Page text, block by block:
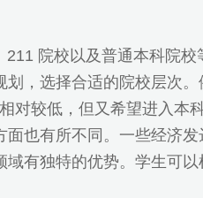
院校以及普通本科院
，选择合适的院校层次
对较低，但又希望进入本
也有所不同。一些经济
有独特的优势。学生可